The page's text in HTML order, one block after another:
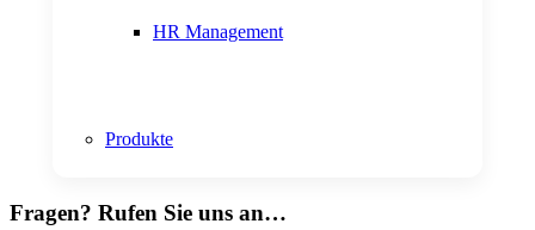
HR Management
Produkte
Fragen? Rufen Sie uns an…